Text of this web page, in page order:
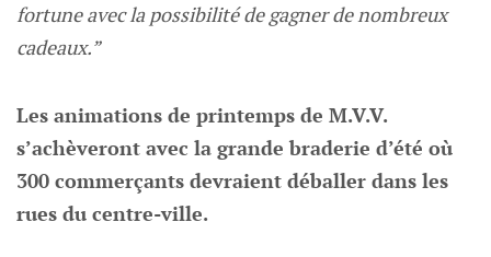
fortune avec la possibilité de gagner de nombreux
cadeaux.”
Les animations de printemps de M.V.V.
s’achèveront avec la grande braderie d’été où
300 commerçants devraient déballer dans les
rues du centre-ville.